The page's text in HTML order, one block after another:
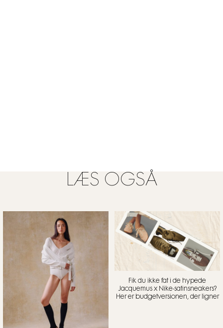
LÆS OGSÅ
Fik du ikke fat i de hypede
Jacquemus x Nike-satinsneakers?
Her er budgetversionen, der ligner